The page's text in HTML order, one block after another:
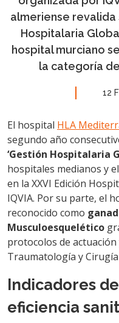
almeriense revalida
Hospitalaria
hospital murciano
la categoría
12
El hospital HLA
segundo año
‘Gestión Hospitalaria
hospitales medianos y
en la XXVI Edición
IQVIA. Por su parte, el
reconocido como
Musculoesquelético
protocolos de
Traumatología y
Indicadores
eficiencia